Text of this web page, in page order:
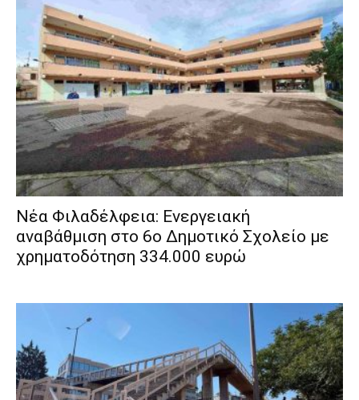
Νέα Φιλαδέλφεια: Ενεργειακή
αναβάθμιση στο 6ο Δημοτικό Σχολείο με
χρηματοδότηση 334.000 ευρώ